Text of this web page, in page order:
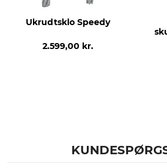
Ukrudtsklo Speedy
2.599,00 kr.